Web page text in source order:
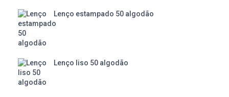
Lenço estampado 50 algodão
Lenço liso 50 algodão